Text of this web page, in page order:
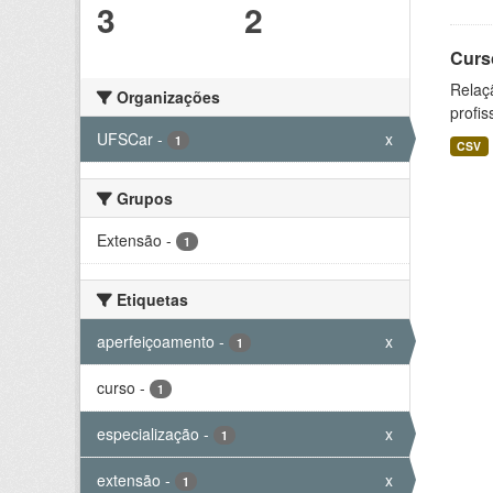
3 2
Organizações
UFSCar - 1 x
Grupos
Extensão - 1
Etiquetas
aperfeiçoamento - 1 x
curso - 1
especialização - 1 x
extensão - 1 x
CSV